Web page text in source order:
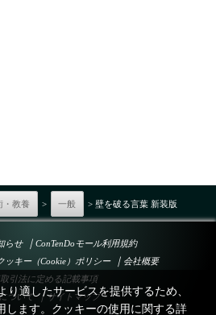
・教養 > 一般 > 壁を破る言葉 新装版
らせ ｜ ConTenDoモール利用規約
ッキー（Cookie）ポリシー ｜ 会社概要
引法に定める記載事項
ついて ｜サイトマップ
り適したサービスを提供するため、
します。クッキーの使用に関する詳